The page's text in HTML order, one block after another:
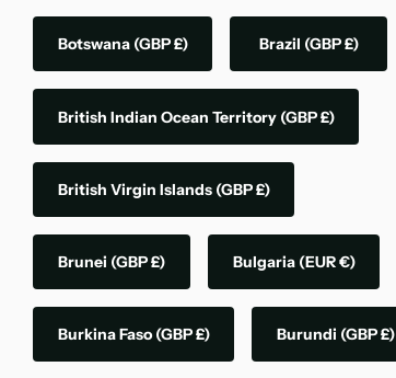
Botswana (GBP £) Brazil (GBP £)
British Indian Ocean Territory (GBP £)
British Virgin Islands (GBP £)
Brunei (GBP £) Bulgaria (EUR €)
Burkina Faso(GBP £) Burundi (GBP £)